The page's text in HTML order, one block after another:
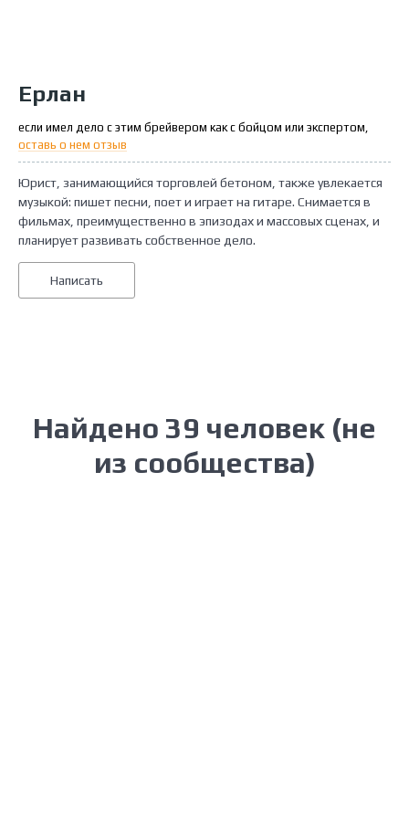
Ерлан
если имел дело с этим брейвером как с бойцом или экспертом,
оставь о нем отзыв
Юрист, занимающийся торговлей бетоном, также увлекается
музыкой: пишет песни, поет и играет на гитаре. Снимается в
фильмах, преимущественно в эпизодах и массовых сценах, и
планирует развивать собственное дело.
Написать
Найдено 39 человек (не
из сообщества)